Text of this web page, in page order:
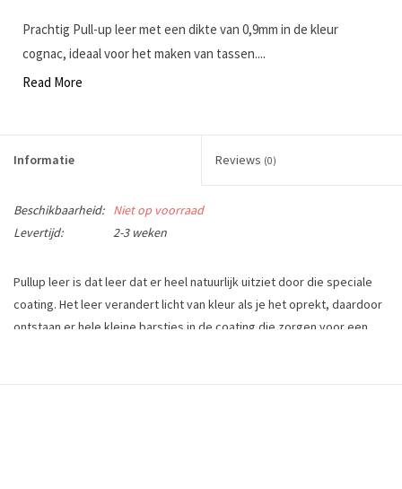
Prachtig Pull-up leer met een dikte van 0,9mm in de kleur
cognac, ideaal voor het maken van tassen....
Read More
Informatie Reviews (0)
Beschikbaarheid:
Niet op voorraad
Levertijd:
2-3 weken
Pullup leer is dat leer dat er heel natuurlijk uitziet door die speciale
coating. Het leer verandert licht van kleur als je het oprekt, daardoor
ontstaan er hele kleine barstjes in de coating die zorgen voor een